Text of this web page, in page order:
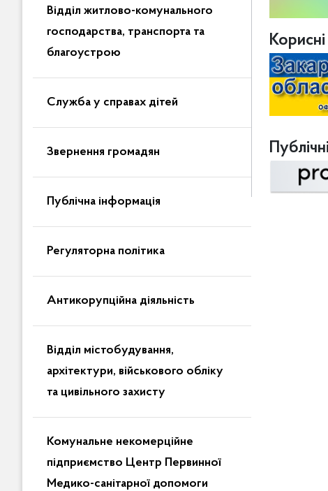
Відділ житлово-комунального
господарства, транспорта та
благоустрою
Служба у справах дітей
Звернення громадян
Публічна інформація
Регуляторна політика
Антикорупційна діяльність
Відділ містобудування,
архітектури, військового обліку
та цивільного захисту
Комунальне некомерційне
підприємство Центр Первинної
Медико-санітарної допомоги